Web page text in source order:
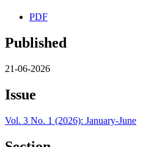
PDF
Published
21-06-2026
Issue
Vol. 3 No. 1 (2026): January-June